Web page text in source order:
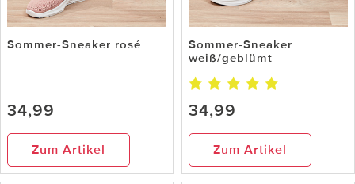
Sommer-Sneaker rosé
34,99
Zum Artikel
Sommer-Sneaker
weiß/geblümt
34,99
Zum Artikel